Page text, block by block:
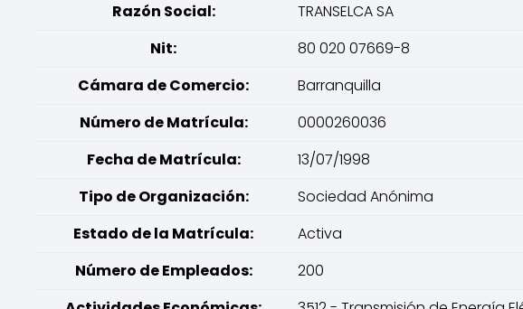
Razón Social:
TRANSELCA SA
Nit:
80 020 07669-8
Cámara de Comercio:
Barranquilla
Número de Matrícula:
0000260036
Fecha de Matrícula:
13/07/1998
Tipo de Organización:
Sociedad Anónima
Estado de la Matrícula:
Activa
Número de Empleados:
200